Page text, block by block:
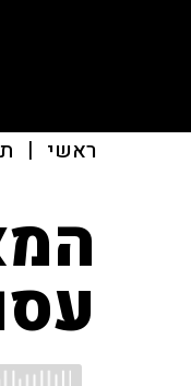
ראשי |